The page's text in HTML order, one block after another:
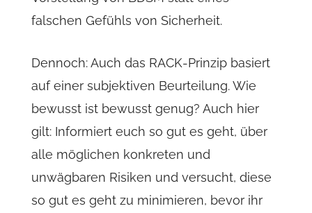
falschen Gefühls von Sicherheit.
Dennoch: Auch das RACK-Prinzip basiert
auf einer subjektiven Beurteilung. Wie
bewusst ist bewusst genug? Auch hier
gilt: Informiert euch so gut es geht, über
alle möglichen konkreten und
unwägbaren Risiken und versucht, diese
so gut es geht zu minimieren, bevor ihr